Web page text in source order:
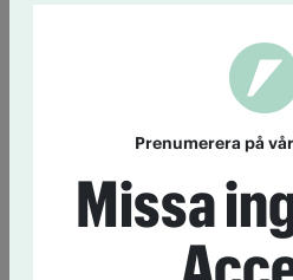
Prenumerera på
Missa